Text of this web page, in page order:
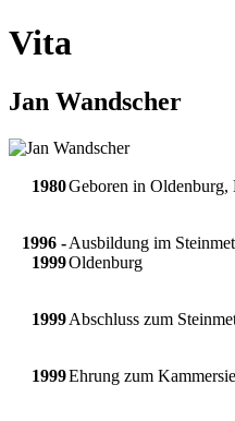
Vita
Jan Wandscher
1980Geboren in Oldenburg,
1996 -
1999
Ausbildung im
Oldenburg
1999Abschluss zum
1999Ehrung zum